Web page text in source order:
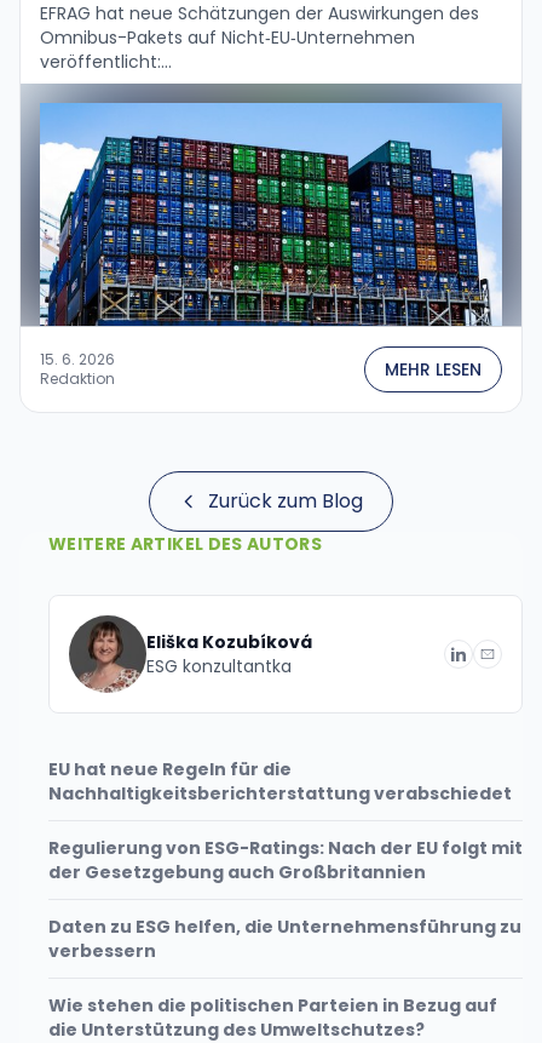
EFRAG hat neue Schätzungen der Auswirkungen des
Omnibus-Pakets auf Nicht‑EU‑Unternehmen
veröffentlicht:...
15. 6. 2026
Redaktion
MEHR LESEN
Zurück zum Blog
WEITERE ARTIKEL DES AUTORS
Eliška Kozubíková
ESG konzultantka
EU hat neue Regeln für die
Nachhaltigkeitsberichterstattung verabschiedet
Regulierung von ESG-Ratings: Nach der EU folgt mit
der Gesetzgebung auch Großbritannien
Daten zu ESG helfen, die Unternehmensführung zu
verbessern
Wie stehen die politischen Parteien in Bezug auf
die Unterstützung des Umweltschutzes?